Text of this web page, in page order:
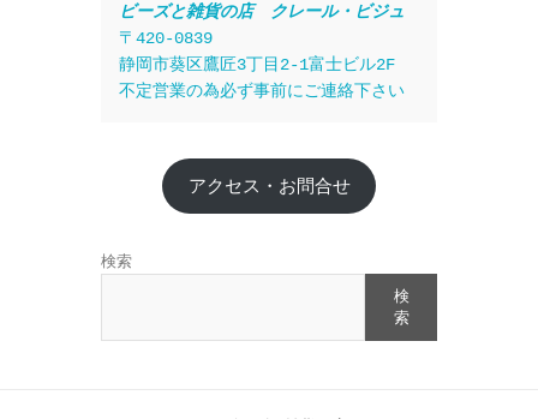
ビーズと雑貨の店　クレール・ビジュ
〒420-0839
静岡市葵区鷹匠3丁目2-1富士ビル2F
不定営業の為必ず事前にご連絡下さい
アクセス・お問合せ
検索
検
索